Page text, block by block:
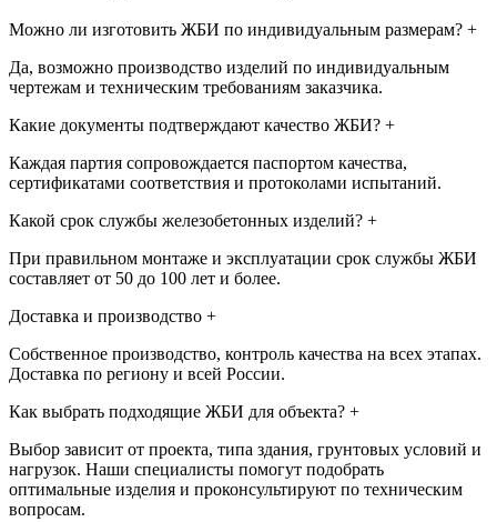
Можно ли изготовить ЖБИ по индивидуальным размерам? +
Да, возможно производство изделий по индивидуальным
чертежам и техническим требованиям заказчика.
Какие документы подтверждают качество ЖБИ? +
Каждая партия сопровождается паспортом качества,
сертификатами соответствия и протоколами испытаний.
Какой срок службы железобетонных изделий? +
При правильном монтаже и эксплуатации срок службы ЖБИ
составляет от 50 до 100 лет и более.
Доставка и производство +
Собственное производство, контроль качества на всех этапах.
Доставка по региону и всей России.
Как выбрать подходящие ЖБИ для объекта? +
Выбор зависит от проекта, типа здания, грунтовых условий и
нагрузок. Наши специалисты помогут подобрать
оптимальные изделия и проконсультируют по техническим
вопросам.